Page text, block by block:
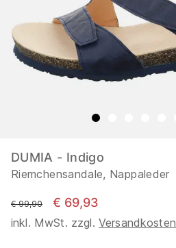
DUMIA - Indigo
Riemchensandale, Nappaleder
statt
€ 99,90 € 69,93
inkl. MwSt. zzgl. Versandkosten